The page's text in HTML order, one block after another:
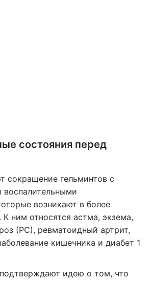
состояния перед
сокращение гельминтов с
возникают в более
К ним относятся астма, экзема,
(РС), ревматоидный артрит,
кишечника и диабет 1
идею о том, что